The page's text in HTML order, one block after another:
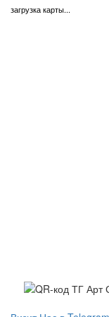
загрузка карты...